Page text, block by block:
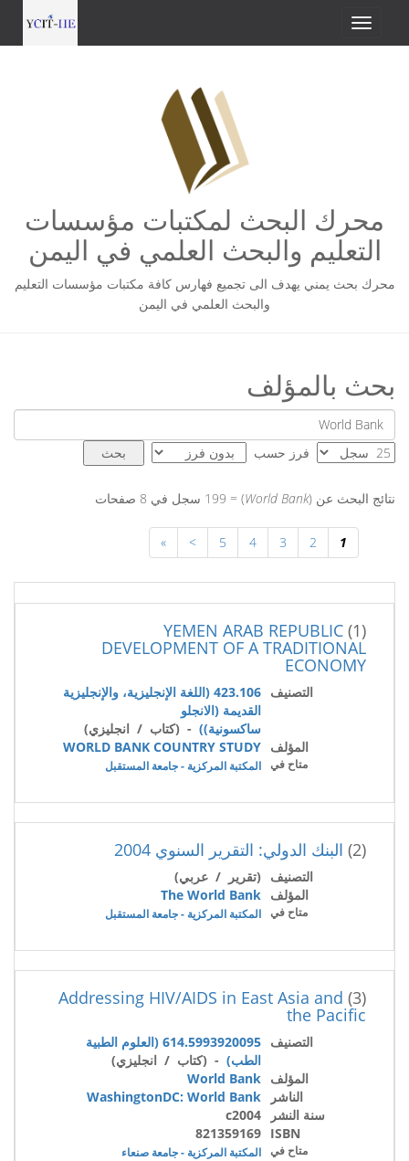
محرك البحث لمكتبات مؤسسات
التعليم والبحث العلمي في اليمن
محرك بحث يمني يهدف الى تجميع فهارس كافة مكتبات مؤسسات التعليم
والبحث العلمي في اليمن
بحث بالمؤلف
فرز حسب
نتائج البحث عن (World Bank) = 199 سجل في 8 صفحات
» > 5 4 3 2 1
(1)
YEMEN ARAB REPUBLIC
DEVELOPMENT OF A TRADITIONAL
ECONOMY
التصنيف
423.106 (اللغة الإنجليزية، والإنجليزية
القديمة (الانجلو
ساكسونية)) - (كتاب / انجليزي)
المؤلف WORLD BANK COUNTRY STUDY
متاح في المكتبة المركزية - جامعة المستقبل
(2) البنك الدولي: التقرير السنوي 2004
التصنيف
(تقرير / عربي)
المؤلف The World Bank
متاح في المكتبة المركزية - جامعة المستقبل
(3)
Addressing HIV/AIDS in East Asia and
the Pacific
التصنيف
614.5993920095 (العلوم الطبية
الطب) - (كتاب / انجليزي)
المؤلف World Bank
الناشر
WashingtonDC: World Bank
سنة النشر
c2004
ISBN
821359169
متاح في المكتبة المركزية - جامعة صنعاء